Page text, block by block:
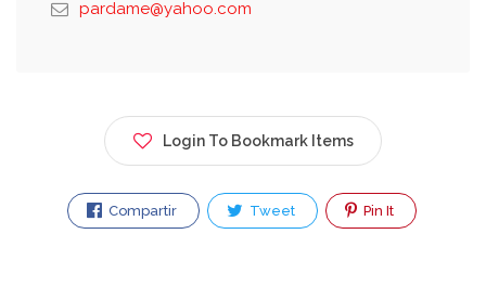
pardame@yahoo.com
Login To Bookmark Items
Compartir Tweet Pin It